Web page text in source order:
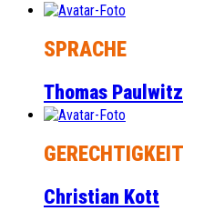
SPRACHE
Thomas Paulwitz
GERECHTIGKEIT
Christian Kott